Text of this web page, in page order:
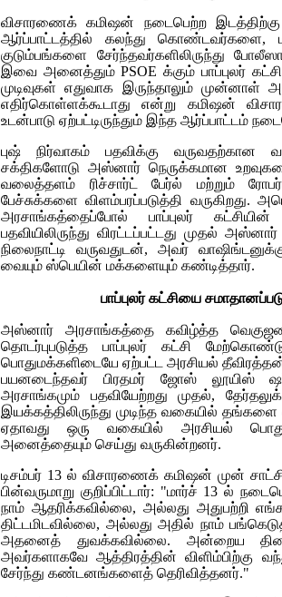
விசாரணைக் கமிஷன் நடைபெற்ற இடத்திற்கு
ஆர்ப்பாட்டத்தில் கலந்து கொண்டவர்களை,
குடும்பங்களை சேர்ந்தவர்களிலிருந்து
இவை அனைத்தும்PSOEக்கும் பாப்புலர்
முடிவுகள் எதுவாக இருந்தாலும்
எதிர்கொள்ளக்கூடாது என்று கமிஷன்
உடன்பாடு ஏற்பட்டிருந்தும் இந்த ஆர்ப்பாட்டம்
புஷ் நிர்வாகம் பதவிக்கு
சக்திகளோடு அஸ்னார் நெருக்கமான
வலைத்தளம் ரிச்சார்ட் பேர்ல் மற்றும்
பேச்சுக்களை விளம்பரப்படுத்தி வருகிறது.
அரசாங்கத்தைப்போல் பாப்புலர்
பதவியிலிருந்து விரட்டப்பட்டது முதல்
நிலைநாட்டி வருவதுடன், அவர்
வையும் ஸ்பெயின் மக்களையும் கண்டித்தார்.
பாப்புலர் கட்சியை
அஸ்னார் அரசாங்கத்தை கவிழ்த்த
தொடர்புபடுத்த பாப்புலர் கட்சி
பொதுமக்களிடையே ஏற்பட்ட அரசியல்
பயனடைந்தவர் பிரதமர் ஜோஸ் லூயிஸ்
அரசாங்கமும் பதவியேற்றது முதல்,
இயக்கத்திலிருந்து முடிந்த வகையில்
ஏதாவது ஒரு வகையில் அரசியல்
அனைத்தையும் செய்து வருகின்றனர்.
டிசம்பர் 13 ல் விசாரணைக் கமிஷன் முன்
பின்வருமாறு குறிப்பிட்டார்: "மார்ச் 13 ல்
நாம் ஆதரிக்கவில்லை, அல்லது அதுபற்றி
திட்டமிடவில்லை, அல்லது அதில் நாம்
அதனைத் துவக்கவில்லை. அன்றைய
அவர்களாகவே ஆத்திரத்தின் விளிம்பிற்கு
சேர்ந்து கண்டனங்களைத் தெரிவித்தனர்."